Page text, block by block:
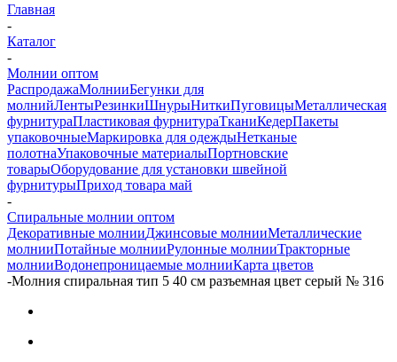
Главная
-
Каталог
-
Молнии оптом
РаспродажаМолнииБегунки для
молнийЛентыРезинкиШнурыНиткиПуговицыМеталлическая
фурнитураПластиковая фурнитураТканиКедерПакеты
упаковочныеМаркировка для одеждыНетканые
полотнаУпаковочные материалыПортновские
товарыОборудование для установки швейной
фурнитурыПриход товара май
-
Спиральные молнии оптом
Декоративные молнииДжинсовые молнииМеталлические
молнииПотайные молнииРулонные молнииТракторные
молнииВодонепроницаемые молнииКарта цветов
-Молния спиральная тип 5 40 см разъемная цвет серый № 316